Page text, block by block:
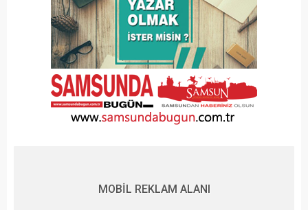
MOBİL REKLAM ALANI